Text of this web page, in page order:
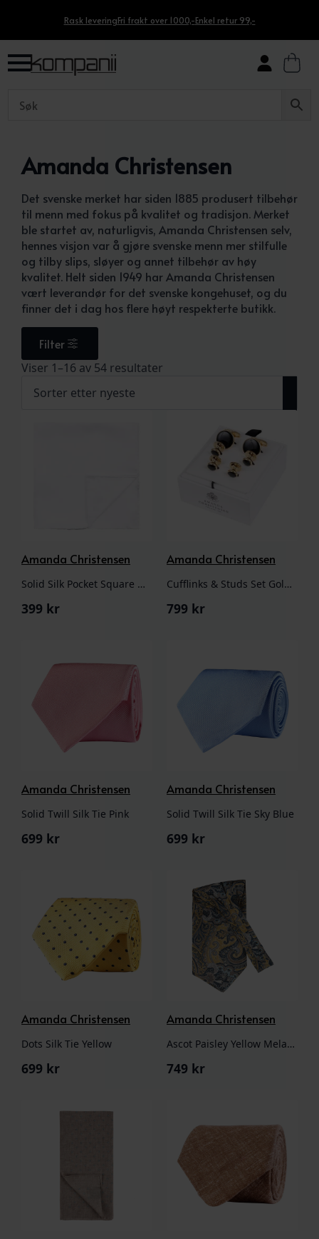
Rask leveringFri frakt over 1000,-Enkel retur 99,-
Amanda Christensen
Det svenske merket har siden 1885 produsert tilbehør
til menn med fokus på kvalitet og tradisjon. Merket
ble startet av, naturligvis, Amanda Christensen selv,
hennes visjon var å gjøre svenske menn mer stilfulle
og tilby slips, sløyer og annet tilbehør av høy
kvalitet. Helt siden 1949 har Amanda Christensen
vært leverandør for det svenske kongehuset, og du
finner det i dag hos flere høyt respekterte butikk.
Filter
Viser 1–16 av 54 resultater
Amanda Christensen
Solid Silk Pocket Square White
399 kr
Amanda Christensen
Cufflinks & Studs Set Gold/Black
799 kr
Amanda Christensen
Solid Twill Silk Tie Pink
699 kr
Amanda Christensen
Solid Twill Silk Tie Sky Blue
699 kr
Amanda Christensen
Dots Silk Tie Yellow
699 kr
Amanda Christensen
Ascot Paisley Yellow Melange
749 kr